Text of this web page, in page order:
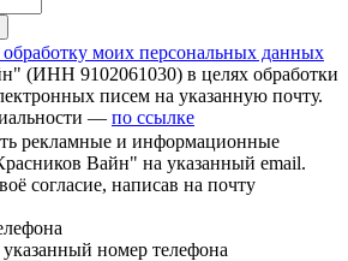
обработку моих персональных данных
(ИНН 9102061030) в целях обработки
писем на указанную почту.
— по ссылке
рекламные и информационные
Вайн" на указанный email.
согласие, написав на почту
номер телефона